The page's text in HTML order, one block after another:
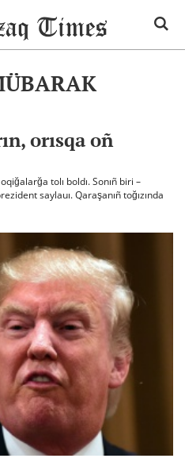
orısqa oñ
oqiğalarğa tolı boldı. Sonıñ biri –
saylauı. Qaraşanıñ toğızında